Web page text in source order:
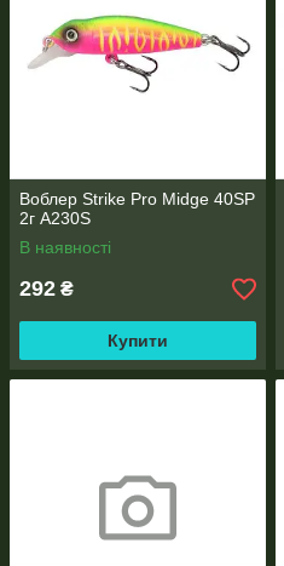
Воблер Strike Pro Midge 40SP
2г A230S
В наявності
292 ₴
Купити